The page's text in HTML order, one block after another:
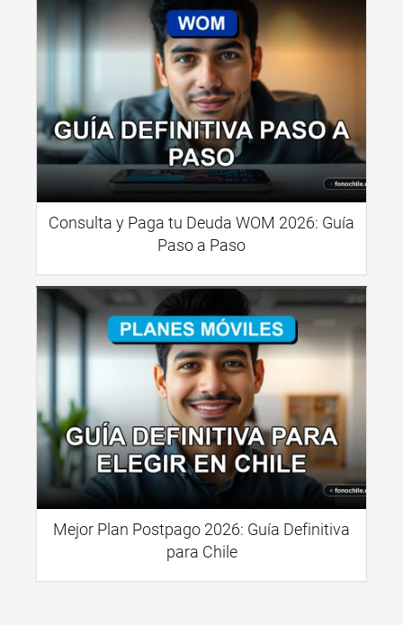
Consulta y Paga tu Deuda WOM 2026: Guía
Paso a Paso
Mejor Plan Postpago 2026: Guía Definitiva
para Chile